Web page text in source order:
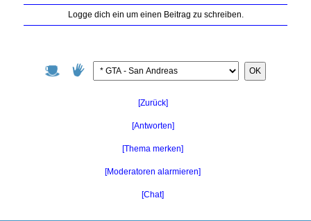
OK
[Zurück]
[Antworten]
[Thema merken]
[Moderatoren alarmieren]
[Chat]
Logge dich ein um einen Beitrag zu schreiben.